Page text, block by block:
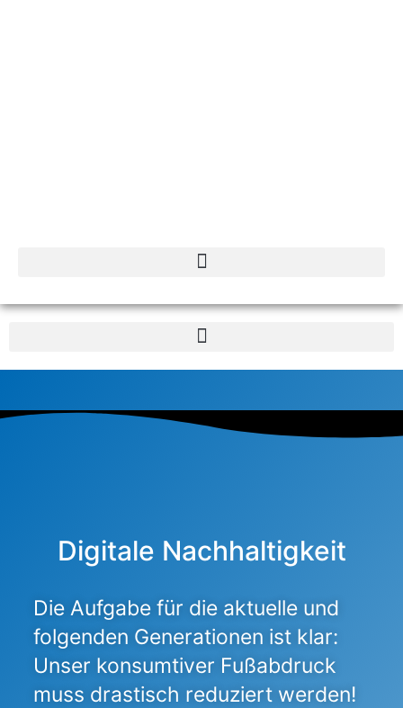
Digitale Nachhaltigkeit
Die Aufgabe für die aktuelle und
folgenden Generationen ist klar:
Unser konsumtiver Fußabdruck
muss drastisch reduziert werden!